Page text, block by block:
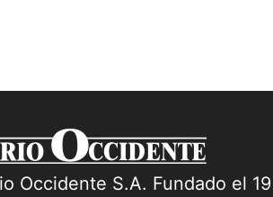
Occidente S.A. Fundado el